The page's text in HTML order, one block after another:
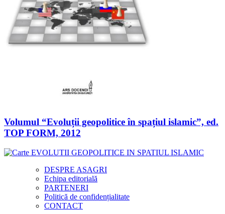
Volumul “Evoluții geopolitice în spațiul islamic”, ed.
TOP FORM, 2012
DESPRE ASAGRI
Echipa editorială
PARTENERI
Politică de confidențialitate
CONTACT